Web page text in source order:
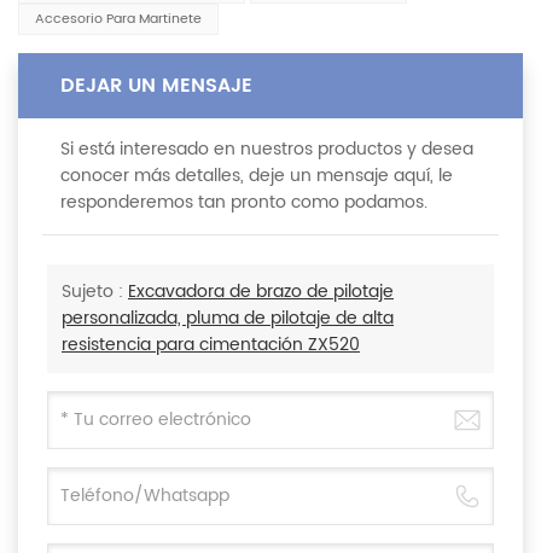
Accesorio Para Martinete
DEJAR UN MENSAJE
Si está interesado en nuestros productos y desea
conocer más detalles, deje un mensaje aquí, le
responderemos tan pronto como podamos.
Sujeto : Excavadora de brazo de pilotaje
personalizada, pluma de pilotaje de alta
resistencia para cimentación ZX520